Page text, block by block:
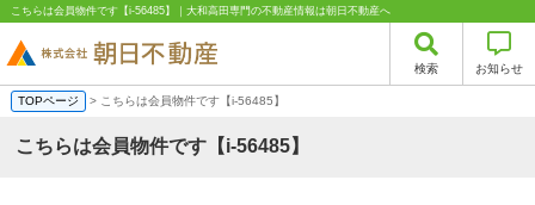
こちらは会員物件です【i-56485】｜大和高田専門の不動産情報は朝日不動産へ
検索 お知らせ
TOPページ > こちらは会員物件です【i-56485】
こちらは会員物件です【i-56485】